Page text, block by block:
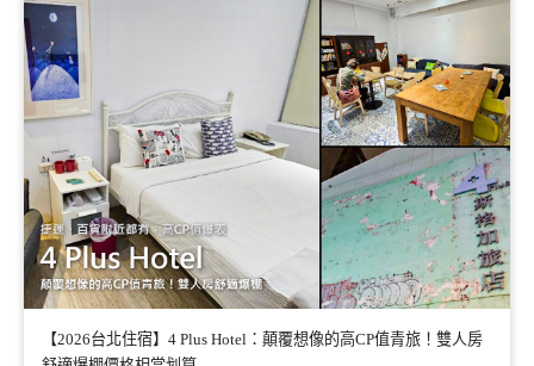
【2026台北住宿】4 Plus Hotel：顛覆想像的高CP值青旅！雙人房